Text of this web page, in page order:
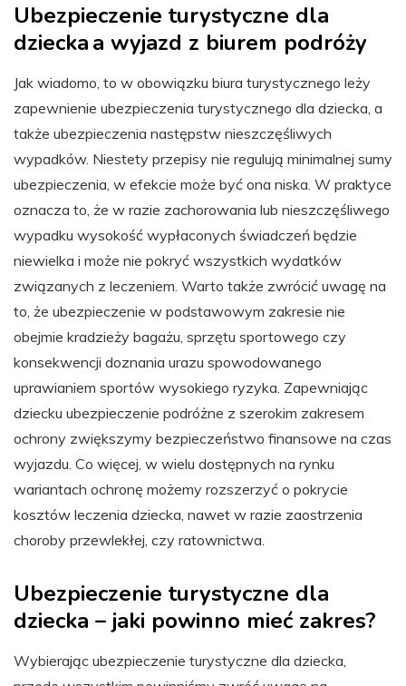
Ubezpieczenie turystyczne dla
dziecka a wyjazd z biurem podróży
Jak wiadomo, to w obowiązku biura turystycznego leży
zapewnienie ubezpieczenia turystycznego dla dziecka, a
także ubezpieczenia następstw nieszczęśliwych
wypadków. Niestety przepisy nie regulują minimalnej sumy
ubezpieczenia, w efekcie może być ona niska. W praktyce
oznacza to, że w razie zachorowania lub nieszczęśliwego
wypadku wysokość wypłaconych świadczeń będzie
niewielka i może nie pokryć wszystkich wydatków
związanych z leczeniem. Warto także zwrócić uwagę na
to, że ubezpieczenie w podstawowym zakresie nie
obejmie kradzieży bagażu, sprzętu sportowego czy
konsekwencji doznania urazu spowodowanego
uprawianiem sportów wysokiego ryzyka. Zapewniając
dziecku ubezpieczenie podróżne z szerokim zakresem
ochrony zwiększymy bezpieczeństwo finansowe na czas
wyjazdu. Co więcej, w wielu dostępnych na rynku
wariantach ochronę możemy rozszerzyć o pokrycie
kosztów leczenia dziecka, nawet w razie zaostrzenia
choroby przewlekłej, czy ratownictwa.
Ubezpieczenie turystyczne dla
dziecka – jaki powinno mieć zakres?
Wybierając ubezpieczenie turystyczne dla dziecka,